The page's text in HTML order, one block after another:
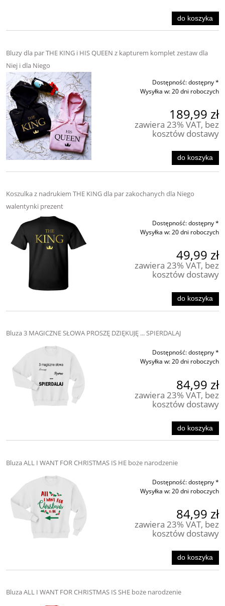
do koszyka
Bluzy dla par THE KING i HIS QUEEN z kapturem komplet zestaw dla
Niej i dla Niego
Dostępność:dostępny *
Wysyłka w:20 dni roboczych
189,99 zł
zawiera 23% VAT, bez
kosztów dostawy
do koszyka
Koszulka z nadrukiem THE KING dla par zakochanych dla Niego
walentynki prezent
Dostępność:dostępny *
Wysyłka w:20 dni roboczych
49,99 zł
zawiera 23% VAT, bez
kosztów dostawy
do koszyka
Bluza 3 MAGICZNE SŁOWA PROSZĘ DZIĘKUJĘ ... SPIERDALAJ
Dostępność:dostępny *
Wysyłka w:20 dni roboczych
84,99 zł
zawiera 23% VAT, bez
kosztów dostawy
do koszyka
Bluza ALL I WANT FOR CHRISTMAS IS HE boże narodzenie
Dostępność:dostępny *
Wysyłka w:20 dni roboczych
84,99 zł
zawiera 23% VAT, bez
kosztów dostawy
do koszyka
Bluza ALL I WANT FOR CHRISTMAS IS SHE boże narodzenie